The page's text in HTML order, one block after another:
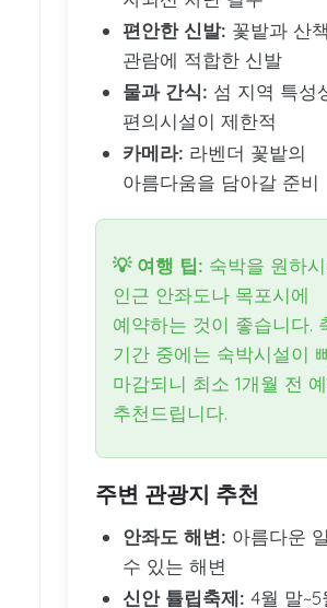
편안한 신발: 꽃밭과 산
관람에 적합한 신발
물과 간식: 섬 지역 특성
편의시설이 제한적
카메라: 라벤더 꽃밭의
아름다움을 담아갈 준비
💡 여행 팁: 숙박을 원하
인근 안좌도나 목포시에
예약하는 것이 좋습니다.
기간 중에는 숙박시설이
마감되니 최소 1개월 전
추천드립니다.
주변 관광지 추천
안좌도 해변: 아름다운
수 있는 해변
신안 튤립축제: 4월 말~5